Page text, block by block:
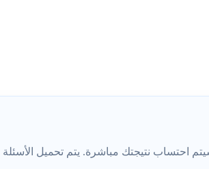
احتساب نتيجتك مباشرة. يتم تحميل الأسئلة